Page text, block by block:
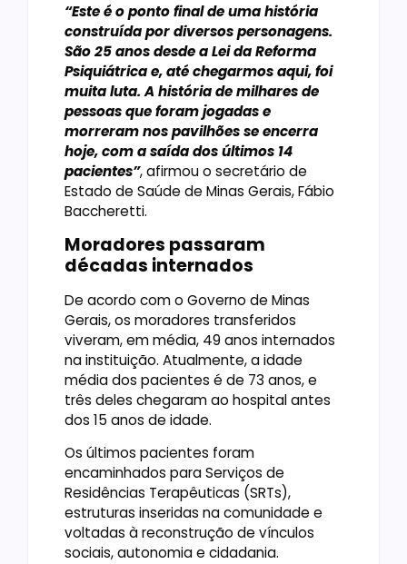
“Este é o ponto final de uma história
construída por diversos personagens.
São 25 anos desde a Lei da Reforma
Psiquiátrica e, até chegarmos aqui, foi
muita luta. A história de milhares de
pessoas que foram jogadas e
morreram nos pavilhões se encerra
hoje, com a saída dos últimos 14
pacientes”, afirmou o secretário de
Estado de Saúde de Minas Gerais, Fábio
Baccheretti.
Moradores passaram
décadas internados
De acordo com o Governo de Minas
Gerais, os moradores transferidos
viveram, em média, 49 anos internados
na instituição. Atualmente, a idade
média dos pacientes é de 73 anos, e
três deles chegaram ao hospital antes
dos 15 anos de idade.
Os últimos pacientes foram
encaminhados para Serviços de
Residências Terapêuticas (SRTs),
estruturas inseridas na comunidade e
voltadas à reconstrução de vínculos
sociais, autonomia e cidadania.